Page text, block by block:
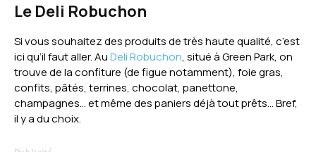
Le Deli Robuchon
Si vous souhaitez des produits de très haute qualité, c’est
ici qu’il faut aller. AuDeli Robuchon, situé à Green Park, on
trouve de la confiture (de figue notamment), foie gras,
confits, pâtés, terrines, chocolat, panettone,
champagnes… et même des paniers déjà tout prêts… Bref,
il y a du choix.